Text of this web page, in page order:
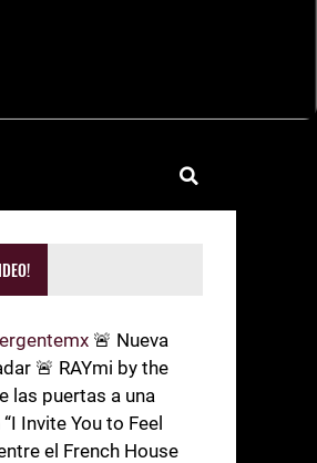
🚨 Nueva
🚨 RAYmi by the
las puertas a una
Invite You to Feel
el French House